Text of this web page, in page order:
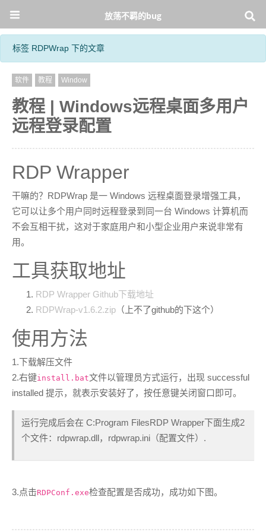
放荡不羁的bug
标签 RDPWrap 下的文章
软件 教程 Window
教程 | Windows远程桌面多用户
远程登录配置
RDP Wrapper
干嘛的？RDPWrap 是一 Windows 远程桌面登录增强工具，
它可以让多个用户同时远程登录到同一台 Windows 计算机而
不会互相干扰，这对于家庭用户和小型企业用户来说非常有
用。
工具获取地址
RDP Wrapper Github下载地址
RDPWrap-v1.6.2.zip （上不了github的下这个）
使用方法
1.下载解压文件
2.右键install.bat文件以管理员方式运行，出现 successful
installed 提示，就表示安装好了，按任意键关闭窗口即可。
运行完成后会在 C:Program FilesRDP Wrapper下面生成2
个文件：rdpwrap.dll，rdpwrap.ini（配置文件）.
3.点击RDPConf.exe检查配置是否成功，成功如下图。